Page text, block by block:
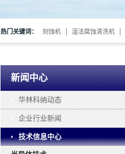
热门关键词： 刻蚀机 湿法腐蚀清洗机
新闻中心
华林科纳动态
企业行业新闻
技术信息中心